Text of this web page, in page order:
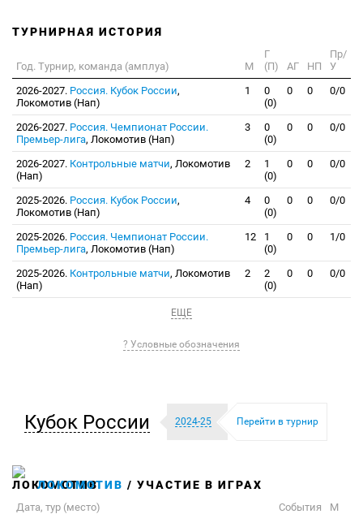
ТУРНИРНАЯ ИСТОРИЯ
Год. Турнир, команда (амплуа) М
Г
(П)
АГ НП
Пр/
У
2026-2027. Россия. Кубок России,
Локомотив (Нап)
1
0
(0)
0 0 0/0
2026-2027. Россия. Чемпионат России.
Премьер-лига, Локомотив (Нап)
3
0
(0)
0 0 0/0
2026-2027. Контрольные матчи, Локомотив
(Нап)
2
1
(0)
0 0 0/0
2025-2026. Россия. Кубок России,
Локомотив (Нап)
4
0
(0)
0 0 0/0
2025-2026. Россия. Чемпионат России.
Премьер-лига, Локомотив (Нап)
12
1
(0)
0 0 1/0
2025-2026. Контрольные матчи, Локомотив
(Нап)
2
2
(0)
0 0 0/0
ЕЩЕ
? Условные обозначения
Кубок России 2024-25 Перейти в турнир
ЛОКОМОТИВ / УЧАСТИЕ В ИГРАХ
Дата, тур (место) События
М